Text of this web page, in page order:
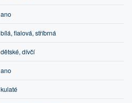
ano
bílá, fialová, stříbrná
dětské, dívčí
ano
kulaté